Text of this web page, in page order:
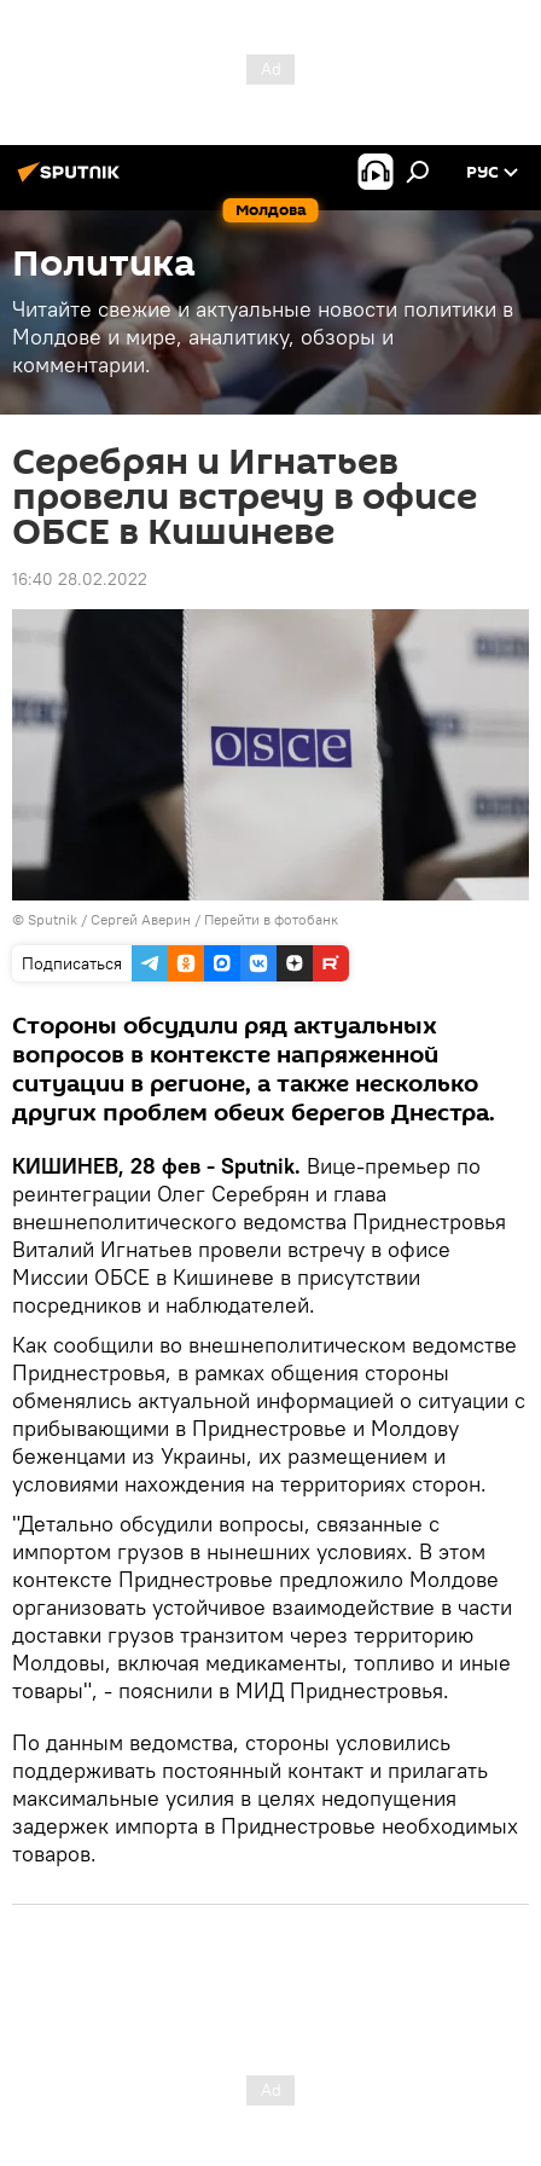
Молдова
РУС
Политика
Читайте свежие и актуальные новости политики в
Молдове и мире, аналитику, обзоры и
комментарии.
Серебрян и Игнатьев
провели встречу в офисе
ОБСЕ в Кишиневе
16:40 28.02.2022
© Sputnik / Сергей Аверин / Перейти в фотобанк
Подписаться
Стороны обсудили ряд актуальных
вопросов в контексте напряженной
ситуации в регионе, а также несколько
других проблем обеих берегов Днестра.
КИШИНЕВ, 28 фев - Sputnik. Вице-премьер по
реинтеграции Олег Серебрян и глава
внешнеполитического ведомства Приднестровья
Виталий Игнатьев провели встречу в офисе
Миссии ОБСЕ в Кишиневе в присутствии
посредников и наблюдателей.
Как сообщили во внешнеполитическом ведомстве
Приднестровья, в рамках общения стороны
обменялись актуальной информацией о ситуации с
прибывающими в Приднестровье и Молдову
беженцами из Украины, их размещением и
условиями нахождения на территориях сторон.
"Детально обсудили вопросы, связанные с
импортом грузов в нынешних условиях. В этом
контексте Приднестровье предложило Молдове
организовать устойчивое взаимодействие в части
доставки грузов транзитом через территорию
Молдовы, включая медикаменты, топливо и иные
товары", - пояснили в МИД Приднестровья.
По данным ведомства, стороны условились
поддерживать постоянный контакт и прилагать
максимальные усилия в целях недопущения
задержек импорта в Приднестровье необходимых
товаров.